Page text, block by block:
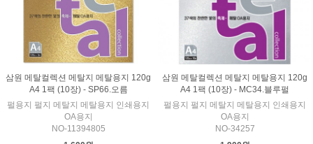
삼원 메탈컬렉션 메탈지 메탈용지 120g
A4 1팩 (10장) - SP66.오름
펄용지 펄지 메탈지 메탈용지 인쇄용지
OA용지
NO-11394805
삼원 메탈컬렉션 메탈지 메탈용지 120g
A4 1팩 (10장) - MC34.블루펄
펄용지 펄지 메탈지 메탈용지 인쇄용지
OA용지
NO-34257